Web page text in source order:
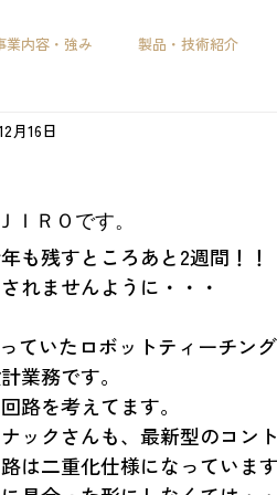
業内容・強み 製品・技術紹介
月16日
ＩＲＯです。
も残すところあと2週間！！
れませんように・・・
ていたロボットティーチング
業務です。
路を考えてます。
ックさんも、最新型のコン
は二重化仕様になっています